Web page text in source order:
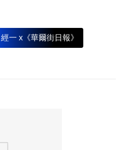
經一 x《華爾街日報》